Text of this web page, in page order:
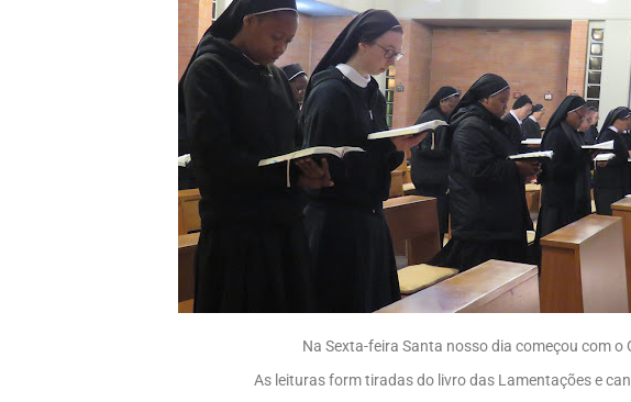
Na Sexta-feira Santa nosso dia começou com o
As leituras form tiradas do livro das Lamentações e